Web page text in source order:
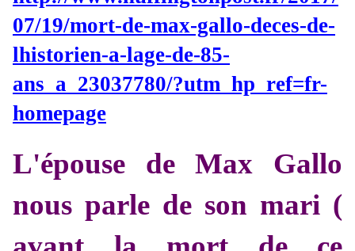
07/19/mort-de-max-gallo-deces-de-
lhistorien-a-lage-de-85-
ans_a_23037780/?utm_hp_ref=fr-
homepage
L'épouse de Max Gallo
nous parle de son mari (